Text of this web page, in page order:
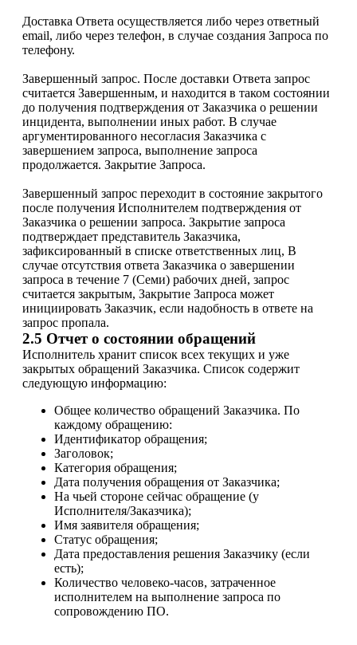
Доставка Ответа осуществляется либо через ответный
email, либо через телефон, в случае создания Запроса по
телефону.
Завершенный запрос. После доставки Ответа запрос
считается Завершенным, и находится в таком состоянии
до получения подтверждения от Заказчика о решении
инцидента, выполнении иных работ. В случае
аргументированного несогласия Заказчика с
завершением запроса, выполнение запроса
продолжается. Закрытие Запроса.
Завершенный запрос переходит в состояние закрытого
после получения Исполнителем подтверждения от
Заказчика о решении запроса. Закрытие запроса
подтверждает представитель Заказчика,
зафиксированный в списке ответственных лиц, В
случае отсутствия ответа Заказчика о завершении
запроса в течение 7 (Семи) рабочих дней, запрос
считается закрытым, Закрытие Запроса может
инициировать Заказчик, если надобность в ответе на
запрос пропала.
2.5 Отчет о состоянии обращений
Исполнитель хранит список всех текущих и уже
закрытых обращений Заказчика. Список содержит
следующую информацию:
Общее количество обращений Заказчика. По
каждому обращению:
Идентификатор обращения;
Заголовок;
Категория обращения;
Дата получения обращения от Заказчика;
На чьей стороне сейчас обращение (у
Исполнителя/Заказчика);
Имя заявителя обращения;
Статус обращения;
Дата предоставления решения Заказчику (если
есть);
Количество человеко-часов, затраченное
исполнителем на выполнение запроса по
сопровождению ПО.